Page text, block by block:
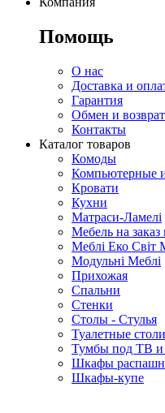
Помощь
О нас
Доставка и
Гарантия
Обмен и возврат
Контакты
Каталог товаров
Комоды
Компьютерные
Кровати
Кухни
Матраси-Ламелі
Мебель на
Меблі Еко Світ
Модульні Меблі
Прихожая
Спальни
Стенки
Столы - Стулья
Туалетные
Тумбы под ТВ и
Шкафы
Шкафы-купе